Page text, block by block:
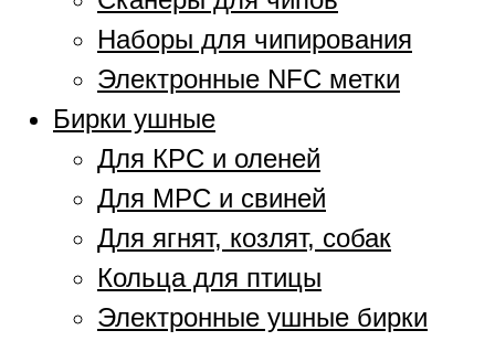
Наборы для чипирования
Электронные NFC метки
Бирки ушные
Для КРС и оленей
Для МРС и свиней
Для ягнят, козлят, собак
Кольца для птицы
Электронные ушные бирки